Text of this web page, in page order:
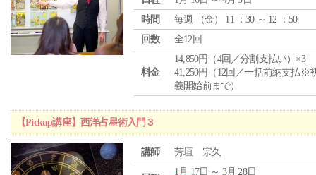
時間
毎週 （金） 11 ：30 ～ 12 ：50
回数
全12回
料金
14,850円（4回／分割支払い）×3
41,250円（12回／一括前納支払※
義開始前まで）
【Pickup講座】西洋占星術入門３
講師 芳垣 宗久
1月 17日 ～ 3月 28日